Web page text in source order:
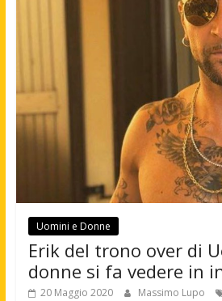
Uomini e Donne
Erik del trono over di
donne si fa vedere in
20 Maggio 2020 Massimo Lupo